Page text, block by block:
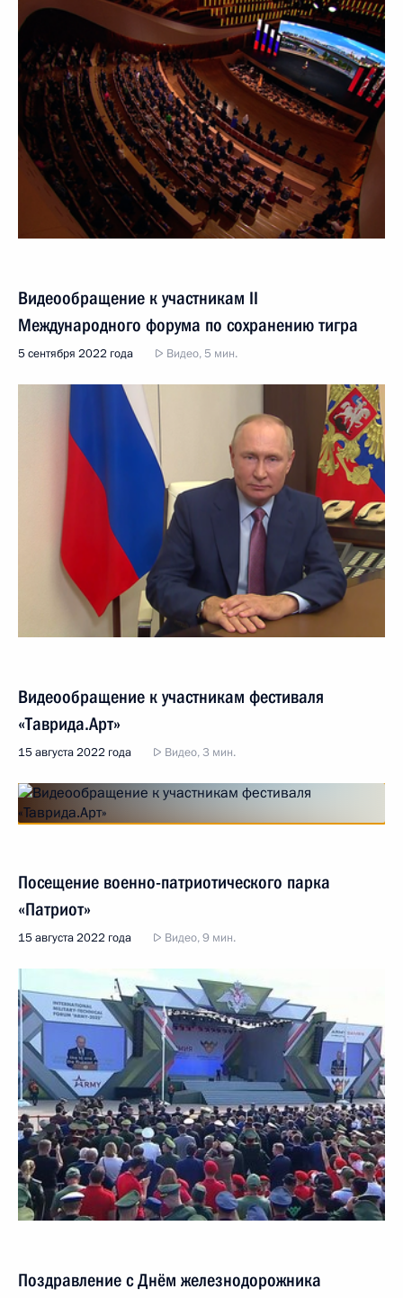
Видеообращение к участникам II
Международного форума по сохранению тигра
5 сентября 2022 года Видео, 5 мин.
Видеообращение к участникам фестиваля
«Таврида.Арт»
15 августа 2022 года Видео, 3 мин.
Посещение военно-патриотического парка
«Патриот»
15 августа 2022 года Видео, 9 мин.
Поздравление с Днём железнодорожника